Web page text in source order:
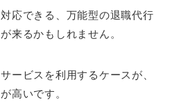
応できる、万能型の退職代行
来るかもしれません。
ービスを利用するケースが、
高いです。